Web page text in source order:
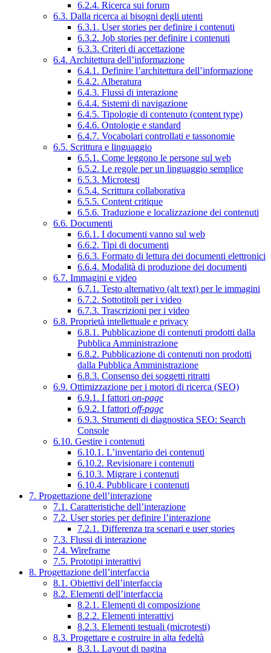
6.2.4. Ricerca sui forum
6.3. Dalla ricerca ai bisogni degli utenti
6.3.1. User stories per definire i contenuti
6.3.2. Job stories per definire i contenuti
6.3.3. Criteri di accettazione
6.4. Architettura dell’informazione
6.4.1. Definire l’architettura dell’informazione
6.4.2. Alberatura
6.4.3. Flussi di interazione
6.4.4. Sistemi di navigazione
6.4.5. Tipologie di contenuto (content type)
6.4.6. Ontologie e standard
6.4.7. Vocabolari controllati e tassonomie
6.5. Scrittura e linguaggio
6.5.1. Come leggono le persone sul web
6.5.2. Le regole per un linguaggio semplice
6.5.3. Microtesti
6.5.4. Scrittura collaborativa
6.5.5. Content critique
6.5.6. Traduzione e localizzazione dei contenuti
6.6. Documenti
6.6.1. I documenti vanno sul web
6.6.2. Tipi di documenti
6.6.3. Formato di lettura dei documenti elettronici
6.6.4. Modalità di produzione dei documenti
6.7. Immagini e video
6.7.1. Testo alternativo (alt text) per le immagini
6.7.2. Sottotitoli per i video
6.7.3. Trascrizioni per i video
6.8. Proprietà intellettuale e privacy
6.8.1. Pubblicazione di contenuti prodotti dalla
Pubblica Amministrazione
6.8.2. Pubblicazione di contenuti non prodotti
dalla Pubblica Amministrazione
6.8.3. Consenso dei soggetti ritratti
6.9. Ottimizzazione per i motori di ricerca (SEO)
6.9.1. I fattori on-page
6.9.2. I fattori off-page
6.9.3. Strumenti di diagnostica SEO: Search
Console
6.10. Gestire i contenuti
6.10.1. L’inventario dei contenuti
6.10.2. Revisionare i contenuti
6.10.3. Migrare i contenuti
6.10.4. Pubblicare i contenuti
7. Progettazione dell’interazione
7.1. Caratteristiche dell’interazione
7.2. User stories per definire l’interazione
7.2.1. Differenza tra scenari e user stories
7.3. Flussi di interazione
7.4. Wireframe
7.5. Prototipi interattivi
8. Progettazione dell’interfaccia
8.1. Obiettivi dell’interfaccia
8.2. Elementi dell’interfaccia
8.2.1. Elementi di composizione
8.2.2. Elementi interattivi
8.2.3. Elementi testuali (microtesti)
8.3. Progettare e costruire in alta fedeltà
8.3.1. Layout di pagina